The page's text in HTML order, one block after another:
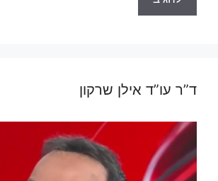
ד”ר עו”ד אילן שרקון